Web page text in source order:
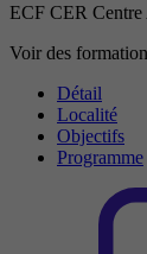
ECF CER Centre
Voir des
Détail
Localité
Objectifs
Programme